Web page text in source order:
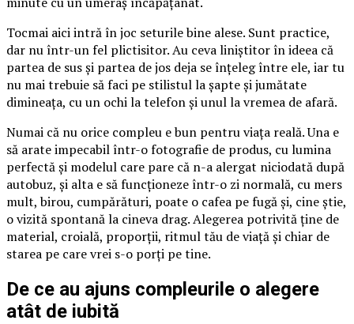
Tocmai aici intră în joc seturile bine alese. Sunt practice,
dar nu într-un fel plictisitor. Au ceva liniștitor în ideea că
partea de sus și partea de jos deja se înțeleg între ele, iar tu
nu mai trebuie să faci pe stilistul la șapte și jumătate
dimineața, cu un ochi la telefon și unul la vremea de afară.
Numai că nu orice compleu e bun pentru viața reală. Una e
să arate impecabil într-o fotografie de produs, cu lumina
perfectă și modelul care pare că n-a alergat niciodată după
autobuz, și alta e să funcționeze într-o zi normală, cu mers
mult, birou, cumpărături, poate o cafea pe fugă și, cine știe,
o vizită spontană la cineva drag. Alegerea potrivită ține de
material, croială, proporții, ritmul tău de viață și chiar de
starea pe care vrei s-o porți pe tine.
De ce au ajuns compleurile o alegere
atât de iubită